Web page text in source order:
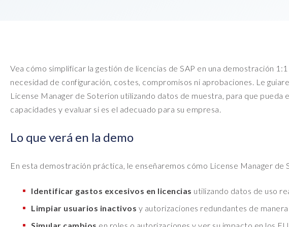
Desarrollo a medida
SAP BTP
All solutions
Vea cómo simplificar la gestión de licencias de SAP en una demostración
necesidad de configuración, costes, compromisos ni aprobaciones. Le
License Manager de Soterion utilizando datos de muestra, para que pueda
capacidades y evaluar si es el adecuado para su empresa.
Lo que verá en la demo
En esta demostración práctica, le enseñaremos cómo License Manager de
Identificar gastos excesivos en licencias utilizando datos de uso
Limpiar usuarios inactivos y autorizaciones redundantes de manera